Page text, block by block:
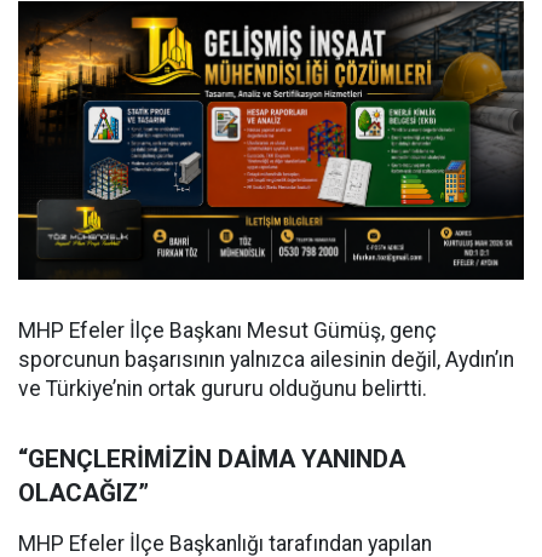
MHP Efeler İlçe Başkanı Mesut Gümüş, genç
sporcunun başarısının yalnızca ailesinin değil, Aydın’ın
ve Türkiye’nin ortak gururu olduğunu belirtti.
“GENÇLERİMİZİN DAİMA YANINDA
OLACAĞIZ”
MHP Efeler İlçe Başkanlığı tarafından yapılan